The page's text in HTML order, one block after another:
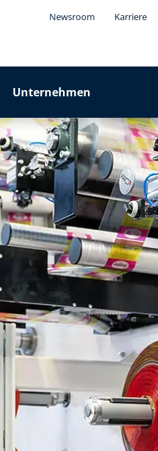
Newsroom Karriere
Unternehmen